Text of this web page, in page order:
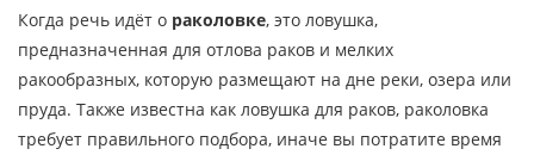
Когда речь идёт о раколовке, это ловушка,
предназначенная для отлова раков и мелких
ракообразных, которую размещают на дне реки, озера или
пруда. Также известна как ловушка для раков, раколовка
требует правильного подбора, иначе вы потратите время